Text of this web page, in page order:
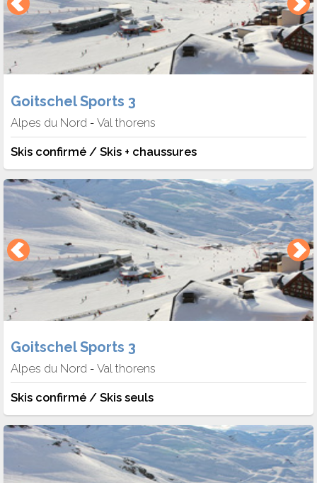
Goitschel Sports 3
Alpes du Nord - Val thorens
Skis confirmé / Skis + chaussures
Goitschel Sports 3
Alpes du Nord - Val thorens
Skis confirmé / Skis seuls